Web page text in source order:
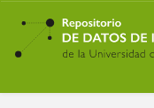
Ir
contenido
principal